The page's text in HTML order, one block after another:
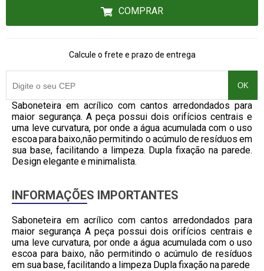
COMPRAR
Calcule o frete e prazo de entrega
OK
Saboneteira em acrílico com cantos arredondados para
maior segurança. A peça possui dois orifícios centrais e
uma leve curvatura, por onde a água acumulada com o uso
escoa para baixo,não permitindo o acúmulo de resíduos em
sua base, facilitando a limpeza. Dupla fixação na parede.
Design elegante e minimalista.
INFORMAÇÕES IMPORTANTES
Saboneteira em acrílico com cantos arredondados para
maior segurança A peça possui dois orifícios centrais e
uma leve curvatura, por onde a água acumulada com o uso
escoa para baixo, não permitindo o acúmulo de resíduos
em sua base, facilitando a limpeza Dupla fixação na parede